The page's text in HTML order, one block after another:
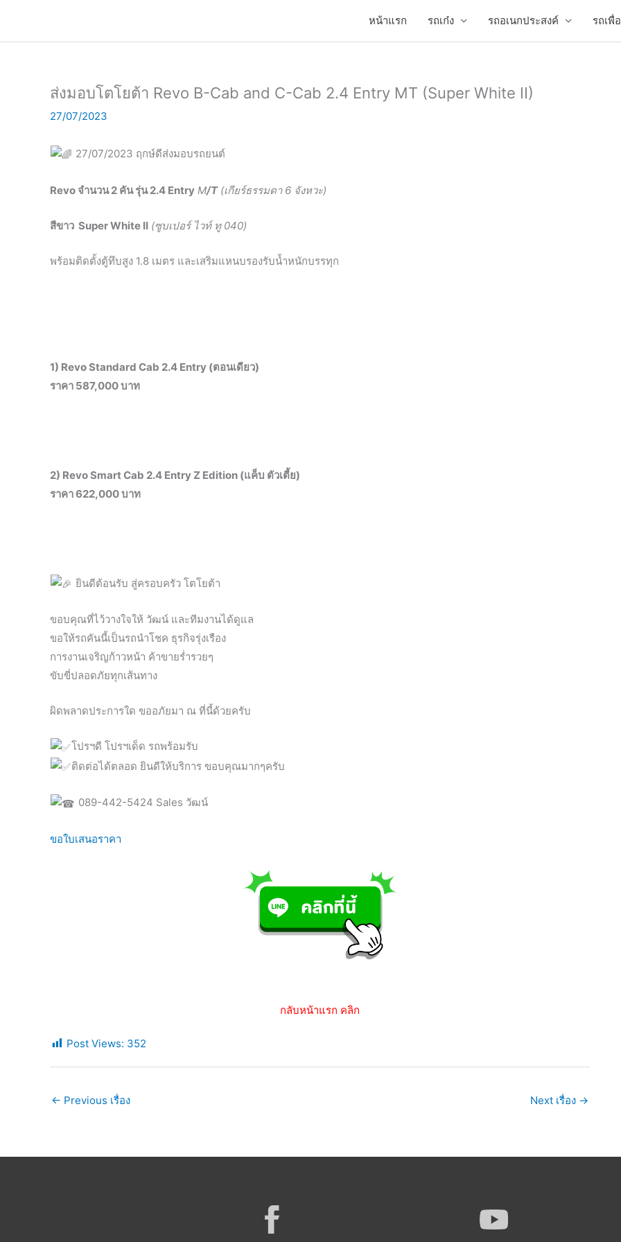
content
หน้าแรก รถเก๋ง รถอเนกประสงค์ รถเพื่
ส่งมอบโตโยต้า Revo B-Cab and C-Cab 2.4 Entry MT (Super White II)
27/07/2023
27/07/2023 ฤกษ์ดีส่งมอบรถยนต์
Revo จำนวน 2 คัน รุ่น 2.4 Entry M/T(เกียร์ธรรมดา 6 จังหวะ)
สีขาว Super White II (ซูบเปอร์ ไวท์ ทู 040)
พร้อมติดตั้งตู้ทึบสูง 1.8 เมตร และเสริมแหนบรองรับน้ำหนักบรรทุก
1) Revo Standard Cab 2.4 Entry (ตอนเดียว)
ราคา 587,000 บาท
2) Revo Smart Cab 2.4 Entry Z Edition (แค็บ ตัวเตี้ย)
ราคา 622,000 บาท
ยินดีต้อนรับ สู่ครอบครัว โตโยต้า
ขอบคุณที่ไว้วางใจให้ วัฒน์ และทีมงานได้ดูแล
ขอให้รถคันนี้เป็นรถนำโชค ธุรกิจรุ่งเรือง
การงานเจริญก้าวหน้า ค้าขายร่ำรวยๆ
ขับขี่ปลอดภัยทุกเส้นทาง
ผิดพลาดประการใด ขออภัยมา ณ ที่นี้ด้วยครับ
โปรฯดี โปรฯเด็ด รถพร้อมรับ
ติดต่อได้ตลอด ยินดีให้บริการ ขอบคุณมากๆครับ
089-442-5424 Sales วัฒน์
ขอใบเสนอราคา
กลับหน้าแรก คลิก
Post Views: 352
← Previous เรื่อง Next เรื่อง →